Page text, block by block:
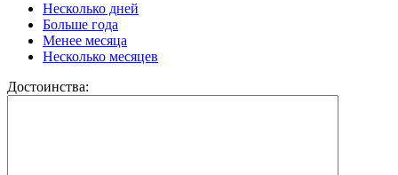
Несколько дней
Больше года
Менее месяца
Несколько месяцев
Достоинства: